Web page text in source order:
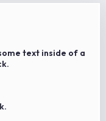
text inside of a